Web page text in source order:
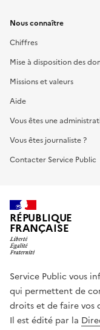
Nous connaître
Chiffres
Mise à disposition des
Missions et valeurs
Aide
Vous êtes une
Vous êtes journaliste ?
Contacter Service Public
RÉPUBLIQUE
FRANÇAISE
Service Public vous
qui permettent de
droits et de faire vos
Il est édité par la